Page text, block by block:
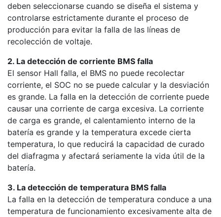
deben seleccionarse cuando se diseña el sistema y
controlarse estrictamente durante el proceso de
producción para evitar la falla de las líneas de
recolección de voltaje.
2. La detección de corriente BMS falla
El sensor Hall falla, el BMS no puede recolectar
corriente, el SOC no se puede calcular y la desviación
es grande. La falla en la detección de corriente puede
causar una corriente de carga excesiva. La corriente
de carga es grande, el calentamiento interno de la
batería es grande y la temperatura excede cierta
temperatura, lo que reducirá la capacidad de curado
del diafragma y afectará seriamente la vida útil de la
batería.
3. La detección de temperatura BMS falla
La falla en la detección de temperatura conduce a una
temperatura de funcionamiento excesivamente alta de